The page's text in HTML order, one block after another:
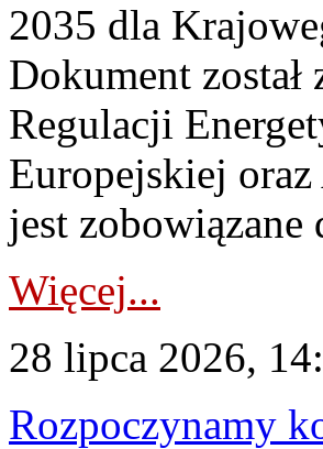
2035 dla
Dokument został
Regulacji
Europejskiej
jest zobowiązane
Więcej...
28 lipca 2026,
Rozpoczynamy